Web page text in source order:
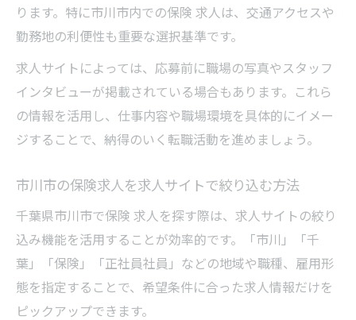
ります。特に市川市内での保険 求人は、交通アクセスや
勤務地の利便性も重要な選択基準です。
求人サイトによっては、応募前に職場の写真やスタッフ
インタビューが掲載されている場合もあります。これら
の情報を活用し、仕事内容や職場環境を具体的にイメー
ジすることで、納得のいく転職活動を進めましょう。
市川市の保険求人を求人サイトで絞り込む方法
千葉県市川市で保険 求人を探す際は、求人サイトの絞り
込み機能を活用することが効率的です。「市川」「千
葉」「保険」「正社員社員」などの地域や職種、雇用形
態を指定することで、希望条件に合った求人情報だけを
ピックアップできます。